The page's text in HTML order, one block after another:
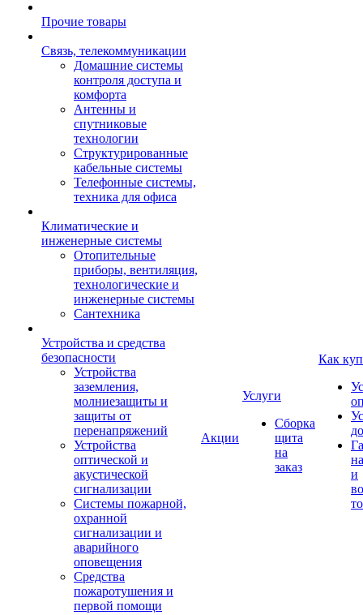
Прочие товары
Связь, телекоммуникации
Домашние системы
контроля доступа и
комфорта
Антенны и
спутниковые
технологии
Структурированные
кабельные системы
Телефонные системы,
техника для офиса
Климатические и
инженерные системы
Отопительные
приборы, вентиляция,
технологические и
инженерные системы
Сантехника
Устройства и средства
безопасности
Устройства
заземления,
молниезащиты и
защиты от
перенапряжений
Устройства
оптической и
акустической
сигнализации
Системы пожарной,
охранной
сигнализации и
аварийного
оповещения
Средства
пожаротушения и
первой помощи
Акции
Услуги
Сборка
щита
на
заказ
Как
и